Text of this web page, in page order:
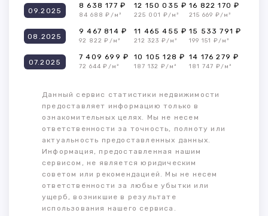
09.2025
8 638 177 ₽
84 688 ₽/м²
12 150 035 ₽
225 001 ₽/м²
16 822 170 ₽
215 669 ₽/м²
08.2025
9 467 814 ₽
92 822 ₽/м²
11 465 455 ₽
212 323 ₽/м²
15 533 791 ₽
199 151 ₽/м²
07.2025
7 409 699 ₽
72 644 ₽/м²
10 105 128 ₽
187 132 ₽/м²
14 176 279 ₽
181 747 ₽/м²
Данный сервис статистики недвижимости
предоставляет информацию только в
ознакомительных целях. Мы не несем
ответственности за точность, полноту или
актуальность предоставленных данных.
Информация, предоставленная нашим
сервисом, не является юридическим
советом или рекомендацией. Мы не несем
ответственности за любые убытки или
ущерб, возникшие в результате
использования нашего сервиса.